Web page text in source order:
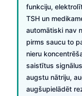
funkciju,
TSH un
automātiski nav
pirms saucu to
nieru
saistītus
augstu nātriju,
augšupielādēt